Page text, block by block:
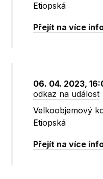
Etiopská
Přejít na více
06. 04. 2023,
odkaz na událost
Velkoobjemový
Etiopská
Přejít na více